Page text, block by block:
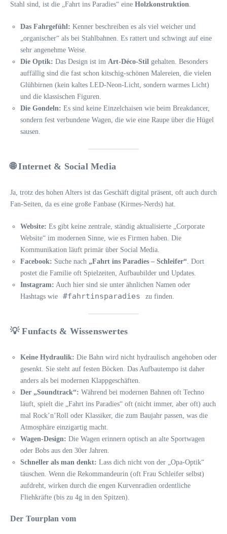
Stahl sind, ist die „Fahrt ins Paradies“ eine Holzkonstruktion.
Das Fahrgefühl: Kenner beschreiben es als viel weicher und
„organischer“ als bei Stahlbahnen. Es rattert und schwingt auf eine
sehr angenehme Weise.
Die Optik: Das Design ist im Art-Déco-Stil gehalten. Besonders
auffällig sind die fast schon kitschig-schönen Malereien, die vielen
Glühbirnen (kein kaltes LED-Neon-Licht, sondern warmes Licht)
und die klassischen Figuren.
Die Gondeln: Es sind keine Einzelchaisen wie beim Breakdancer,
sondern fest verbundene Wagen, die wie eine Raupe über die Hügel
sausen.
🌐 Internet & Social Media
Ja, trotz des hohen Alters ist das Geschäft digital präsent, oft auch durch
Fan-Seiten, da es eine große Fanbase (Kirmes-Nerds) hat.
Website: Es gibt keine zentrale, ständig aktualisierte „Corporate
Website“ im modernen Sinne, wie es Firmen haben. Die
Kommunikation läuft primär über Social Media.
Facebook: Suche nach „Fahrt ins Paradies – Schleifer“. Dort
postet die Familie oft Spielzeiten, Aufbaubilder und Updates.
Instagram: Auch hier sind sie unter ähnlichen Namen oder
Hashtags wie
#fahrtinsparadies zu finden.
💡 Funfacts & Wissenswertes
Keine Hydraulik: Die Bahn wird nicht hydraulisch angehoben oder
gesenkt. Sie steht auf festen Böcken. Das Aufbautempo ist daher
anders als bei modernen Klappgeschäften.
Der „Soundtrack“: Während bei modernen Bahnen oft Techno
läuft, spielt die „Fahrt ins Paradies“ oft (nicht immer, aber oft) auch
mal Rock’n’Roll oder Klassiker, die zum Baujahr passen, was die
Atmosphäre einzigartig macht.
Wagen-Design: Die Wagen erinnern optisch an alte Sportwagen
oder Bobs aus den 30er Jahren.
Schneller als man denkt: Lass dich nicht von der „Opa-Optik“
täuschen. Wenn die Rekommandeurin (oft Frau Schleifer selbst)
aufdreht, wirken durch die engen Kurvenradien ordentliche
Fliehkräfte (bis zu 4g in den Spitzen).
Der Tourplan vom